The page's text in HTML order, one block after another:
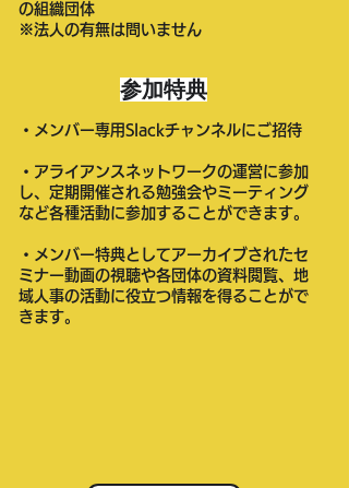
の組織団体
※法人の有無は問いません
参加特典
・ メンバー専用Slackチャンネルにご招待
・アライアンスネットワークの運営に参加
し、定期開催される勉強会やミーティング
など各種活動に参加することができます。
・メンバー特典としてアーカイブされたセ
ミナー動画の視聴や各団体の資料閲覧、地
域人事の活動に役立つ情報を得ることがで
きます。